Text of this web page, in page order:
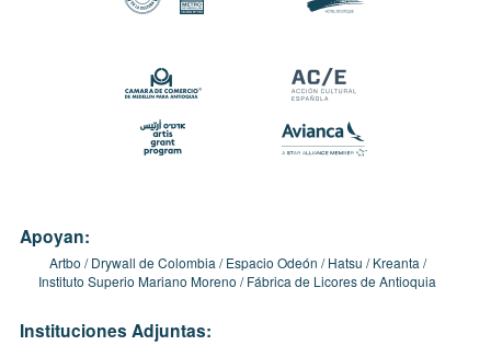
Apoyan:
Artbo Drywall de Colombia Espacio Odeón Hatsu
Kreanta
Instituto Superio Mariano Moreno
Fábrica de Licores de Antioquia
Instituciones Adjuntas: